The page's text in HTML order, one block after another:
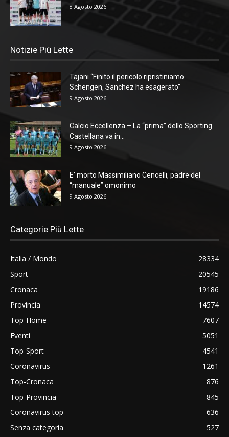
8 Agosto 2026
Notizie Più Lette
Tajani “Finito il pericolo ripristiniamo
Schengen, Sanchez ha esagerato”
9 Agosto 2026
Calcio Eccellenza – La “prima” dello Sporting
Castellana va in...
9 Agosto 2026
E’ morto Massimiliano Cencelli, padre del
“manuale” omonimo
9 Agosto 2026
Categorie Più Lette
Italia / Mondo
28334
Sport
20545
Cronaca
19186
Provincia
14574
Top-Home
7607
Eventi
5051
Top-Sport
4541
Coronavirus
1261
Top-Cronaca
876
Top-Provincia
845
Coronavirus top
636
Senza categoria
527